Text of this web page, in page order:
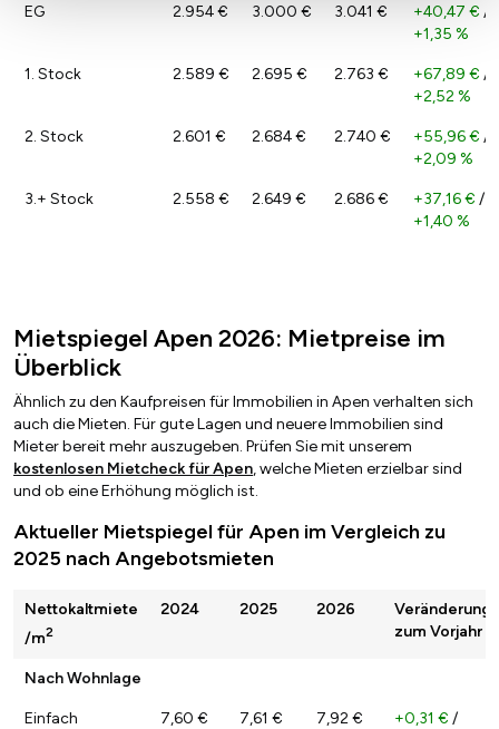
EG 2.954 € 3.000 € 3.041 € +40,47 € /
+1,35 %
1. Stock 2.589 € 2.695 € 2.763 € +67,89 € /
+2,52 %
2. Stock 2.601 € 2.684 € 2.740 € +55,96 € /
+2,09 %
3.+ Stock 2.558 € 2.649 € 2.686 € +37,16 € /
+1,40 %
Mietspiegel Apen 2026: Mietpreise im
Überblick
Ähnlich zu den Kaufpreisen für Immobilien in Apen verhalten sich
auch die Mieten. Für gute Lagen und neuere Immobilien sind
Mieter bereit mehr auszugeben. Prüfen Sie mit unserem
kostenlosen Mietcheck für Apen, welche Mieten erzielbar sind
und ob eine Erhöhung möglich ist.
Aktueller Mietspiegel für Apen im Vergleich zu
2025 nach Angebotsmieten
Nettokaltmiete
/m2
2024 2025 2026
Veränderung
zum Vorjahr
Nach Wohnlage
Einfach 7,60 € 7,61 € 7,92 € +0,31 € /